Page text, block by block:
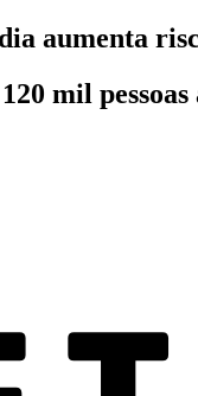
aumenta
mil